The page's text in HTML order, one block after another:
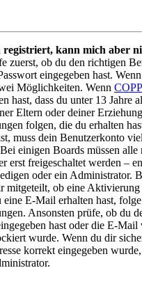
registriert, kann mich aber
zuerst, ob du den richtigen
eingegeben hast.
Möglichkeiten. Wenn
hast, dass du unter 13 Jahre
Eltern oder deiner
folgen, die du erhalten
muss dein Benutzerkonto
einigen Boards müssen alle
erst freigeschaltet werden –
oder ein Administrator.
mitgeteilt, ob eine
eine E-Mail erhalten hast,
Ansonsten prüfe, ob du
hast oder die E-Mail
wurde. Wenn du dir
korrekt eingegeben